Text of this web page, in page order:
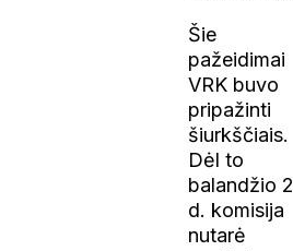
Šie
pažeidimai
VRK buvo
pripažinti
šiurkščiais.
Dėl to
balandžio 2
d. komisija
nutarė